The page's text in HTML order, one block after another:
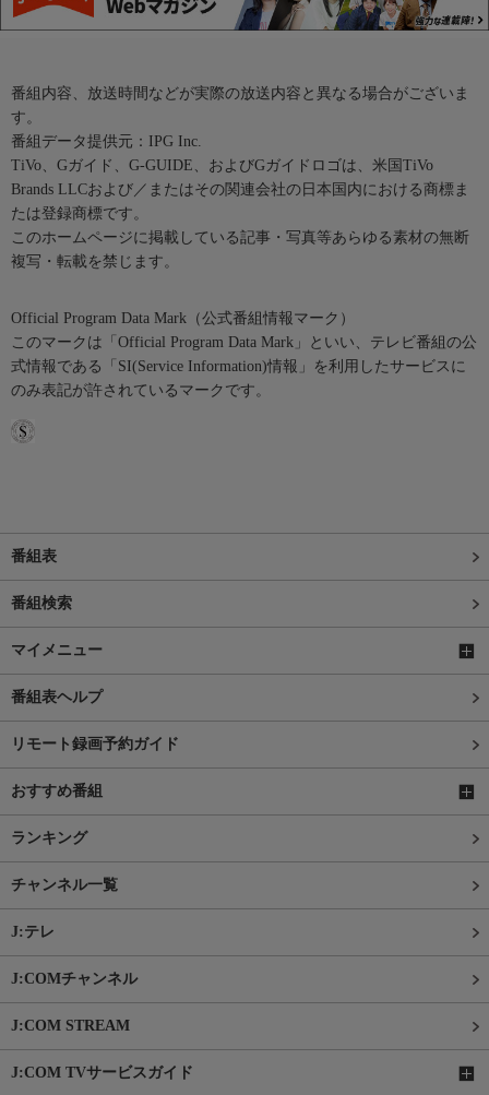
番組内容、放送時間などが実際の放送内容と異なる場合がございま
す。
番組データ提供元：IPG Inc.
TiVo、Gガイド、G-GUIDE、およびGガイドロゴは、米国TiVo
Brands LLCおよび／またはその関連会社の日本国内における商標ま
たは登録商標です。
このホームページに掲載している記事・写真等あらゆる素材の無断
複写・転載を禁じます。
Official Program Data Mark（公式番組情報マーク）
このマークは「Official Program Data Mark」といい、テレビ番組の公
式情報である「SI(Service Information)情報」を利用したサービスに
のみ表記が許されているマークです。
番組表
番組検索
マイメニュー
番組表ヘルプ
リモート録画予約ガイド
おすすめ番組
ランキング
チャンネル一覧
J:テレ
J:COMチャンネル
J:COM STREAM
J:COM TVサービスガイド